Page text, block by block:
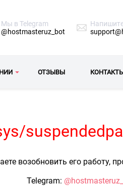
Мы в Telegram
@hostmasteruz_bot
ОТЗЫВЫ
возобновить его работу,
Telegram: